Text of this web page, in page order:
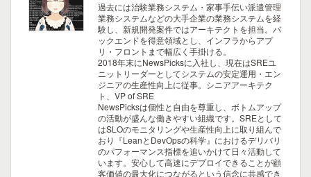
過去には治験業務システム・家事手伝い派遣管理
業務システムなどの大手企業の業務システムを経
験し、新規開発案件ではアーキテクトを担当。バ
ックエンドを得意領域とし、インフラからアプ
リ・フロントまで幅広く手掛ける。
2018年末にNewsPicksに入社し、現在はSREユ
ニットリーダーとしてシステムの安定運用・エン
ジニアの生産性向上に従事。シニアアーキテク
ト、VP of SRE
NewsPicksは個性と自由を尊重し、ボトムアップ
の活動が盛んな働きやすい組織です。SREとして
はSLOのモニタリングや生産性向上に取り組んで
おり『LeanとDevOpsの科学』におけるデリバリ
のパフォーマンス指標を追いかけて日々活動して
います。安心して高速にデプロイできることが顧
客価値の最大化につながるという信念に共感でき